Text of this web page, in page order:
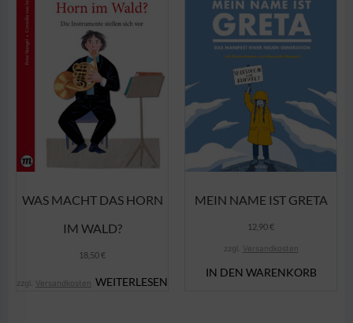
WAS MACHT DAS HORN
IM WALD?
18,50€
zzgl. Versandkosten WEITERLESEN
MEIN NAME IST GRETA
12,90€
zzgl. Versandkosten
IN DEN WARENKORB